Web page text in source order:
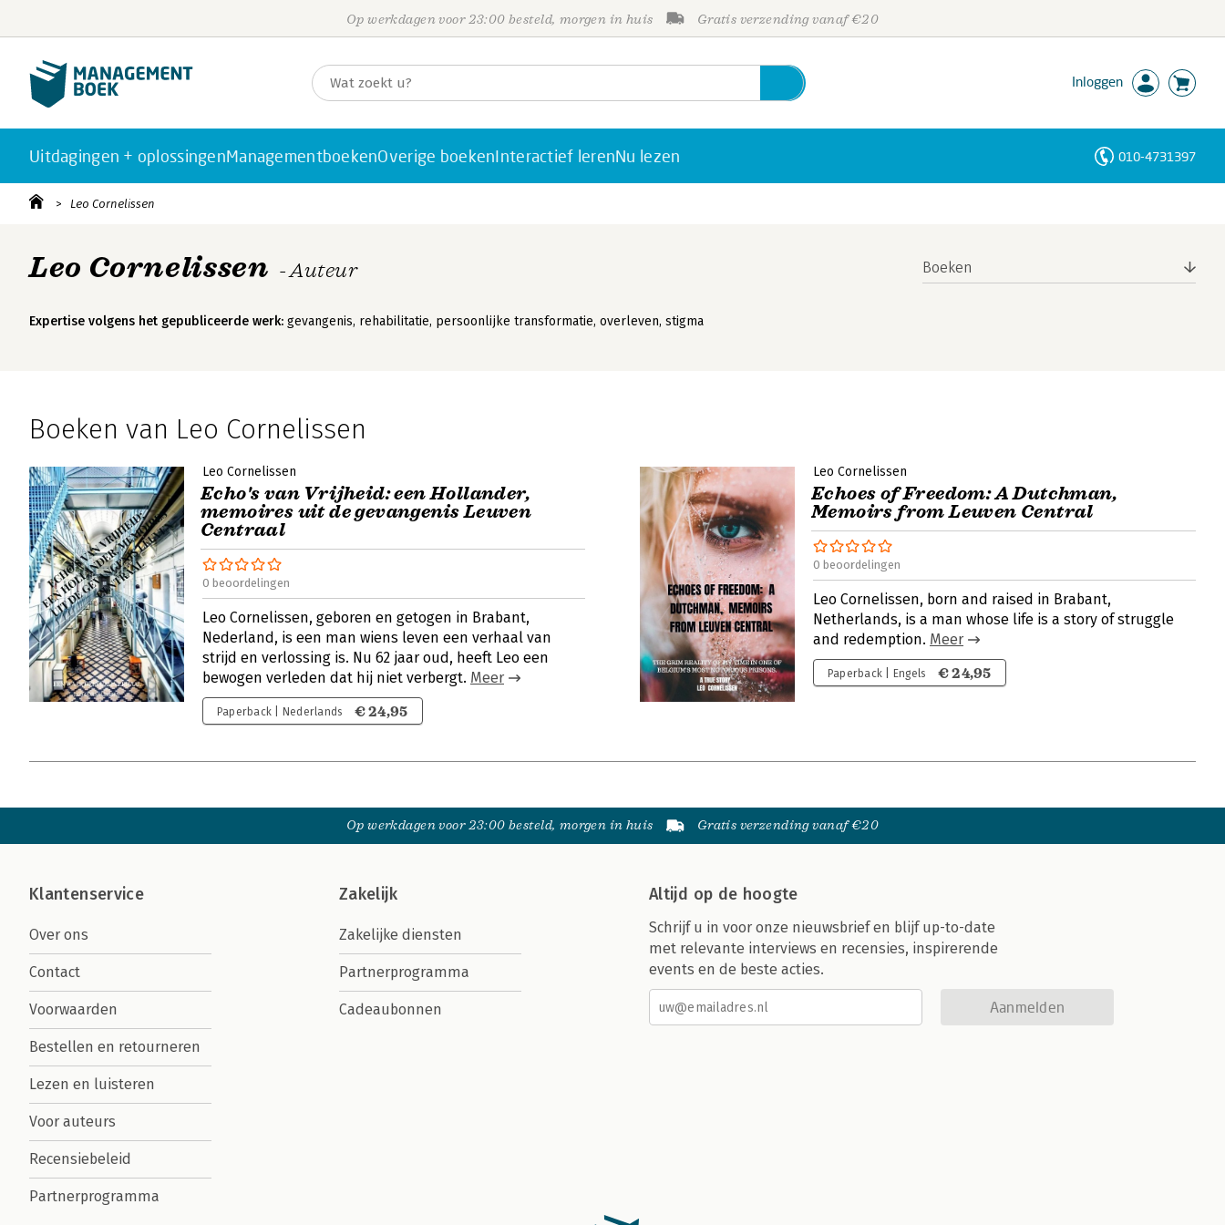
Op werkdagen voor 23:00 besteld, morgen in huis Gratis verzending vanaf €20
Inloggen
Uitdagingen + oplossingenManagementboekenOverige boekenInteractief lerenNu lezen 010-4731397
Leo Cornelissen
Leo Cornelissen - Auteur
Expertise volgens het gepubliceerde werk: gevangenis, rehabilitatie, persoonlijke transformatie, overleven, stigma
Boeken
Boeken van Leo Cornelissen
Leo Cornelissen
Echo's van Vrijheid: een Hollander,
memoires uit de gevangenis Leuven
Centraal
0 beoordelingen
Leo Cornelissen, geboren en getogen in Brabant,
Nederland, is een man wiens leven een verhaal van
strijd en verlossing is. Nu 62 jaar oud, heeft Leo een
bewogen verleden dat hij niet verbergt. Meer
Paperback | Nederlands € 24,95
Leo Cornelissen
Echoes of Freedom: A Dutchman,
Memoirs from Leuven Central
0 beoordelingen
Leo Cornelissen, born and raised in Brabant,
Netherlands, is a man whose life is a story of struggle
and redemption. Meer
Paperback | Engels € 24,95
Op werkdagen voor 23:00 besteld, morgen in huis Gratis verzending vanaf €20
Klantenservice
Over ons
Contact
Voorwaarden
Bestellen en retourneren
Lezen en luisteren
Voor auteurs
Recensiebeleid
Partnerprogramma
Zakelijk
Zakelijke diensten
Partnerprogramma
Cadeaubonnen
Altijd op de hoogte
Schrijf u in voor onze nieuwsbrief en blijf up-to-date
met relevante interviews en recensies, inspirerende
events en de beste acties.
Aanmelden
Personen